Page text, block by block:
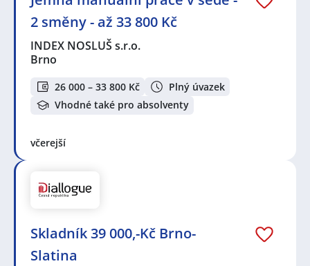
2 směny - až 33 800 Kč
INDEX NOSLUŠ s.r.o.
Brno
26 000 – 33 800 Kč
Plný úvazek
Vhodné také pro absolventy
včerejší
Skladník 39 000,-Kč Brno-
Slatina